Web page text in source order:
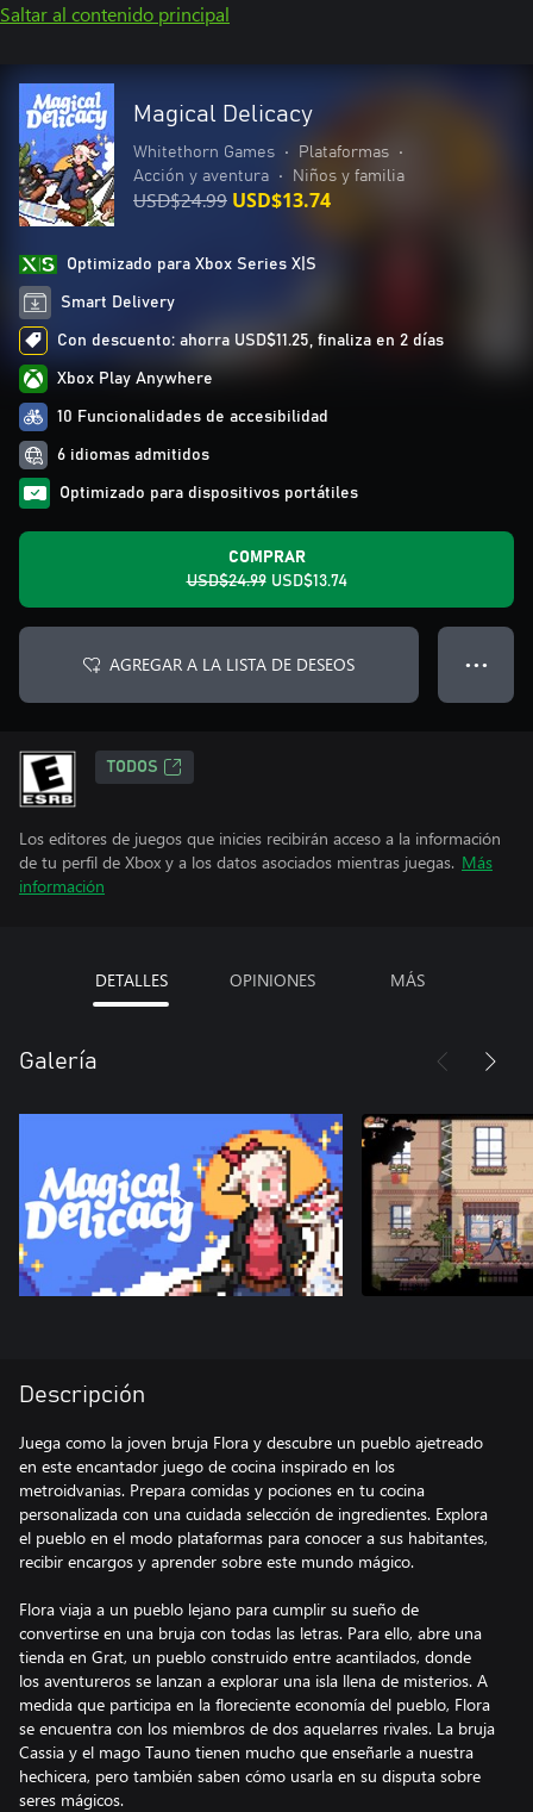
Saltar al contenido principal
Magical Delicacy
Whitethorn Games • Plataformas
•
Acción y aventura
• Niños y familia
USD$24.99 USD$13.74
Optimizado para Xbox Series X|S
Smart Delivery
Con descuento: ahorra USD$11.25, finaliza en 2 días
Xbox Play Anywhere
10 Funcionalidades de accesibilidad
6 idiomas admitidos
Optimizado para dispositivos portátiles
COMPRAR
USD$24.99 USD$13.74
AGREGAR A LA LISTA DE DESEOS ● ● ●
TODOS
Los editores de juegos que inicies recibirán acceso a la información
de tu perfil de Xbox y a los datos asociados mientras juegas. Más
información
DETALLES OPINIONES MÁS
Galería
Descripción
Juega como la joven bruja Flora y descubre un pueblo ajetreado
en este encantador juego de cocina inspirado en los
metroidvanias. Prepara comidas y pociones en tu cocina
personalizada con una cuidada selección de ingredientes. Explora
el pueblo en el modo plataformas para conocer a sus habitantes,
recibir encargos y aprender sobre este mundo mágico.
Flora viaja a un pueblo lejano para cumplir su sueño de
convertirse en una bruja con todas las letras. Para ello, abre una
tienda en Grat, un pueblo construido entre acantilados, donde
los aventureros se lanzan a explorar una isla llena de misterios. A
medida que participa en la floreciente economía del pueblo, Flora
se encuentra con los miembros de dos aquelarres rivales. La bruja
Cassia y el mago Tauno tienen mucho que enseñarle a nuestra
hechicera, pero también saben cómo usarla en su disputa sobre
seres mágicos.